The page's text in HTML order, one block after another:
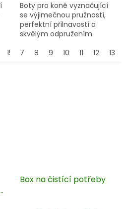
15 16
Boty pro koně vyznačující
se výjimečnou pružností,
perfektní přilnavostí a
skvělým odpružením.
7
8 9 10 11 12 13
Box na čistící potřeby